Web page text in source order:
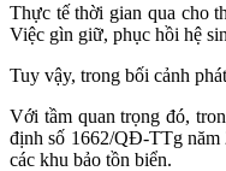
Thực tế thời gian qua cho
Việc gìn giữ, phục hồi hệ
Tuy vậy, trong bối cảnh
Với tầm quan trọng đó,
định số 1662/QĐ-TTg năm
các khu bảo tồn biển.